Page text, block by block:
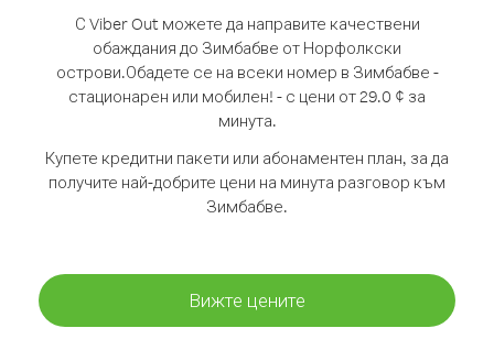
С Viber Out можете да направите качествени
обаждания до Зимбабве от Норфолкски
острови.Обадете се на всеки номер в Зимбабве -
стационарен или мобилен! - с цени от 29.0 ¢ за
минута.
Купете кредитни пакети или абонаментен план, за да
получите най-добрите цени на минута разговор към
Зимбабве.
Вижте цените